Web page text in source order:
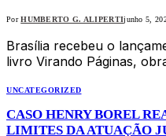
Por HUMBERTO G. ALIPERTIjunho 5,
Brasília recebeu o
livro Virando Páginas,
UNCATEGORIZED
CASO HENRY BOREL
LIMITES DA ATUAÇÃO